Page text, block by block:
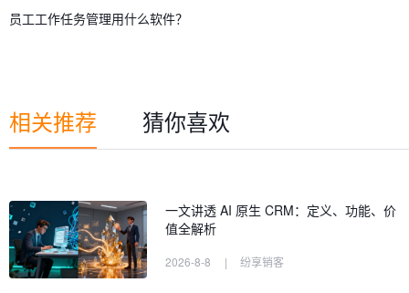
员工工作任务管理用什么软件？
相关推荐 猜你喜欢
一文讲透 AI 原生 CRM：定义、功能、价
值全解析
2026-8-8 | 纷享销客